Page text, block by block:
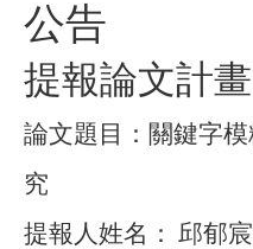
公告
提報論文計畫
論文題目：關鍵字
究
提報人姓名： 邱郁宸